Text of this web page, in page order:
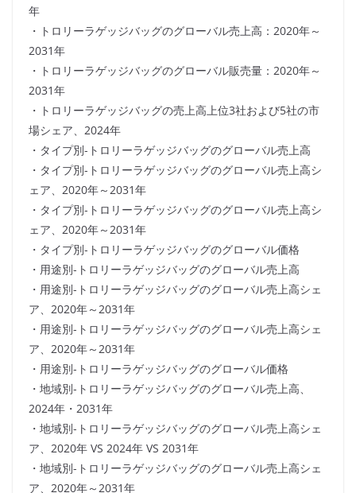
年
・トロリーラゲッジバッグのグローバル売上高：2020年～
2031年
・トロリーラゲッジバッグのグローバル販売量：2020年～
2031年
・トロリーラゲッジバッグの売上高上位3社および5社の市
場シェア、2024年
・タイプ別-トロリーラゲッジバッグのグローバル売上高
・タイプ別-トロリーラゲッジバッグのグローバル売上高シ
ェア、2020年～2031年
・タイプ別-トロリーラゲッジバッグのグローバル売上高シ
ェア、2020年～2031年
・タイプ別-トロリーラゲッジバッグのグローバル価格
・用途別-トロリーラゲッジバッグのグローバル売上高
・用途別-トロリーラゲッジバッグのグローバル売上高シェ
ア、2020年～2031年
・用途別-トロリーラゲッジバッグのグローバル売上高シェ
ア、2020年～2031年
・用途別-トロリーラゲッジバッグのグローバル価格
・地域別-トロリーラゲッジバッグのグローバル売上高、
2024年・2031年
・地域別-トロリーラゲッジバッグのグローバル売上高シェ
ア、2020年 VS 2024年 VS 2031年
・地域別-トロリーラゲッジバッグのグローバル売上高シェ
ア、2020年～2031年